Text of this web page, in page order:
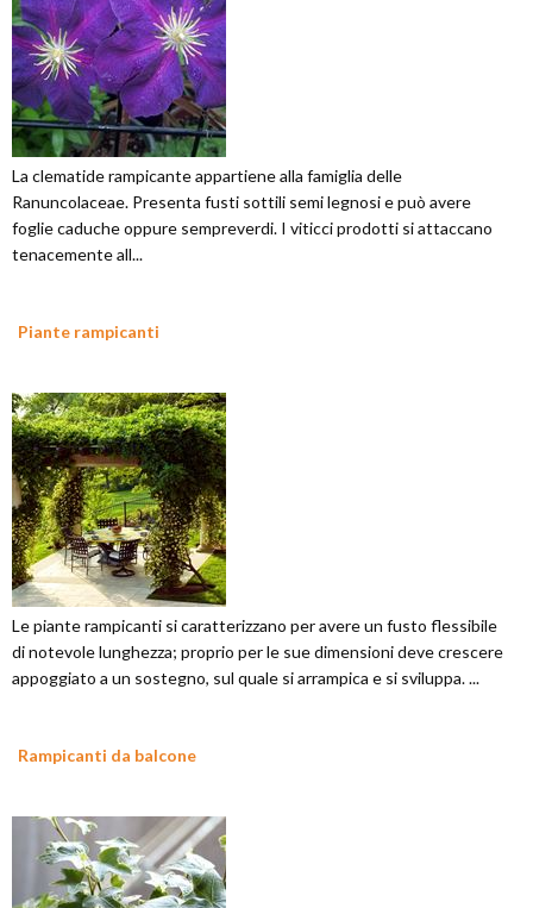
La clematide rampicante appartiene alla famiglia delle
Ranuncolaceae. Presenta fusti sottili semi legnosi e può avere
foglie caduche oppure sempreverdi. I viticci prodotti si attaccano
tenacemente all...
Piante rampicanti
Le piante rampicanti si caratterizzano per avere un fusto flessibile
di notevole lunghezza; proprio per le sue dimensioni deve crescere
appoggiato a un sostegno, sul quale si arrampica e si sviluppa. ...
Rampicanti da balcone